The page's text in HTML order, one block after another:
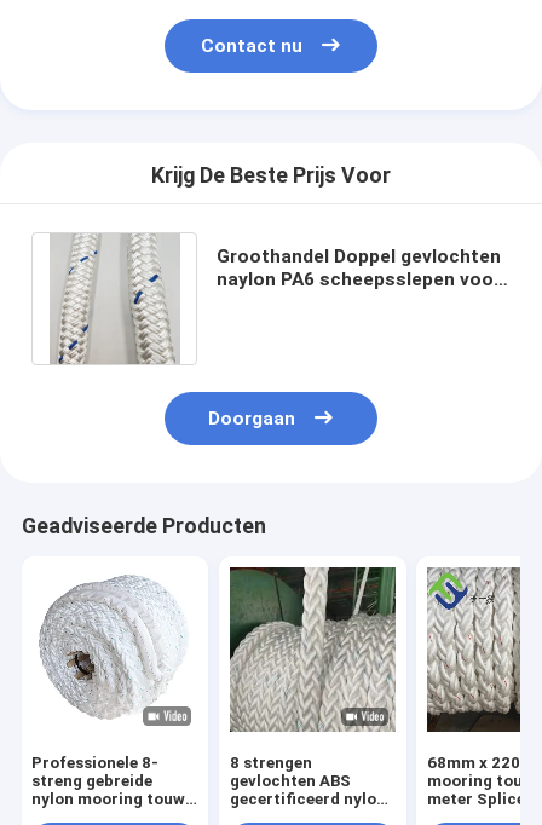
Contact nu
Krijg De Beste Prijs Voor
Groothandel Doppel gevlochten
naylon PA6 scheepsslepen voor
Doorgaan
Geadviseerde Producten
Professionele 8-
streng gebreide
nylon mooring touw
8 strengen
gevlochten ABS
gecertificeerd nylon
68mm x 220m
mooring touw
meter Splice